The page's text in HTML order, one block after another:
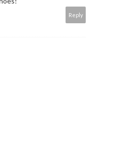
Reply